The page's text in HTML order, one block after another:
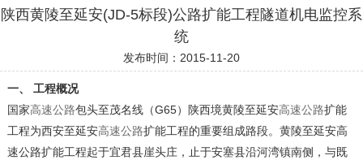
陕西黄陵至延安(JD-5标段)公路扩能工程隧道机电监控系
统
发布时间：2015-11-20
一、 工程概况
国家高速公路包头至茂名线（G65）陕西境黄陵至延安高速公路扩能
工程为西安至延安高速公路扩能工程的重要组成路段。黄陵至延安高
速公路扩能工程起于宜君县崖头庄，止于安塞县沿河湾镇南侧，与既